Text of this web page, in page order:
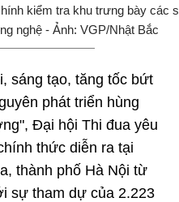
kiểm tra khu trưng bày các
nghệ - Ảnh: VGP/Nhật Bắc
sáng tạo, tăng tốc bứt
phát triển hùng
Đại hội Thi đua yêu
thức diễn ra tại
thành phố Hà Nội từ
sự tham dự của 2.223